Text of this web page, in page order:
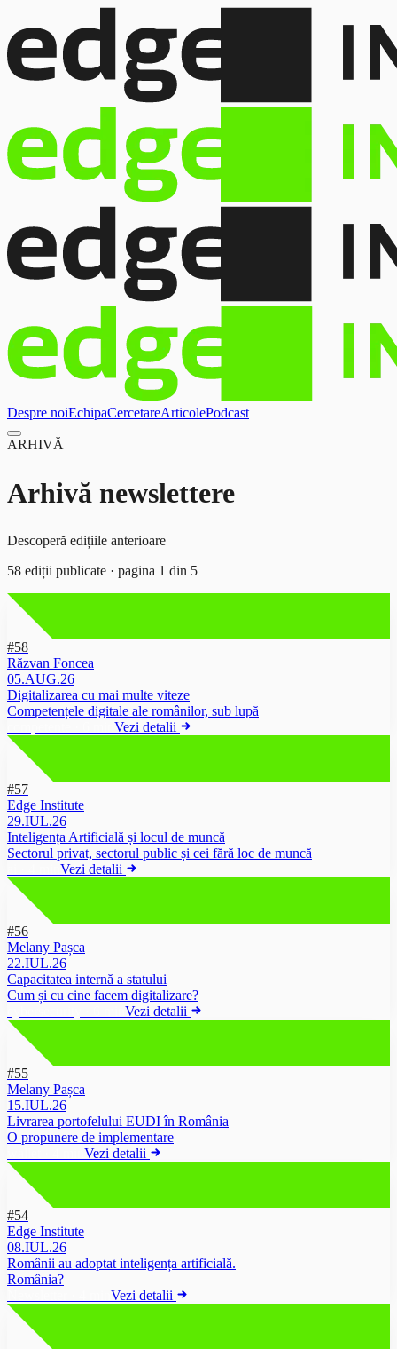
Despre noiEchipaCercetareArticolePodcast
ARHIVĂ
Arhivă newslettere
Descoperă edițiile anterioare
58 ediții publicate · pagina 1 din 5
#58
Răzvan Foncea
05.AUG.26
Digitalizarea cu mai multe viteze
Competențele digitale ale românilor, sub lupă
Vezi detalii
#57
Edge Institute
29.IUL.26
Inteligența Artificială și locul de muncă
Sectorul privat, sectorul public și cei fără loc de muncă
Vezi detalii
#56
Melany Pașca
22.IUL.26
Capacitatea internă a statului
Cum și cu cine facem digitalizare?
Vezi detalii
#55
Melany Pașca
15.IUL.26
Livrarea portofelului EUDI în România
O propunere de implementare
Vezi detalii
#54
Edge Institute
08.IUL.26
Românii au adoptat inteligența artificială.
România?
Vezi detalii